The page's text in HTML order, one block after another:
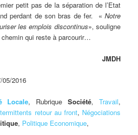
petit pas de la séparation de l’Etat
perdant de son bras de fer. « Notre
les emplois discontinus», souligne
qui reste à parcourir…
JMDH
05/2016
Locale, RubriqueSociété, Travail,
retour au front, Négociations
, Politique Economique,